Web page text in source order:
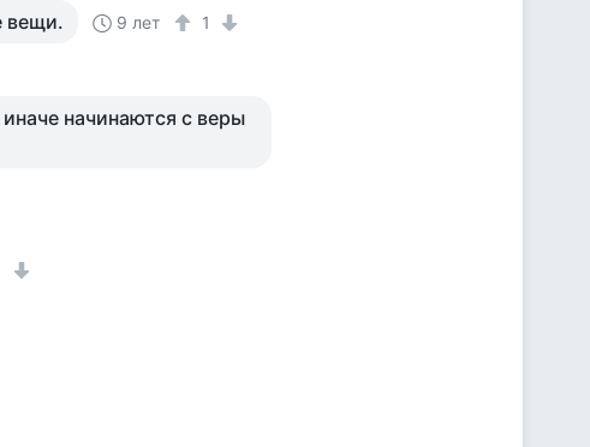
вещи. 9 лет 1
начинаются с веры